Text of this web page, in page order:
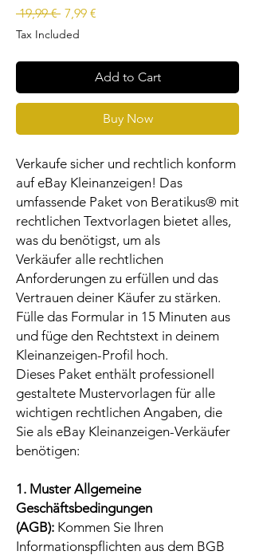
19,99 € Regular
Price
7,99 €
Tax Included
Add to Cart
Buy Now
Verkaufe sicher und rechtlich konform
auf eBay Kleinanzeigen! Das
umfassende Paket von Beratikus® mit
rechtlichen Textvorlagen bietet alles,
was du benötigst, um als
Verkäufer alle rechtlichen
Anforderungen zu erfüllen und das
Vertrauen deiner Käufer zu stärken.
Fülle das Formular in 15 Minuten aus
und füge den Rechtstext in deinem
Kleinanzeigen-Profil hoch.
Dieses Paket enthält professionell
gestaltete Mustervorlagen für alle
wichtigen rechtlichen Angaben, die
Sie als eBay Kleinanzeigen-Verkäufer
benötigen:
1. Muster Allgemeine
Geschäftsbedingungen
(AGB): Kommen Sie Ihren
Informationspflichten aus dem BGB